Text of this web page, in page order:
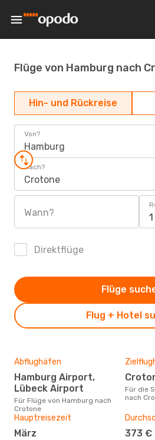
Flüge von Hamburg nach
Hin- und Rückreise
Von?
Hamburg
Nach?
Crotone
Wann?
Direktflüge
Flug + Hotel
Flüge
Abflughäfen
Hamburg Airport,
Lübeck Airport
Für Flüge von Hamburg nach
Crotone
Für die Strecke von Hamburg
nach
Hauptreisezeit
März 373 €